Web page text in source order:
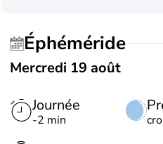
Éphéméride
Mercredi 19 août
Journée
-2 min